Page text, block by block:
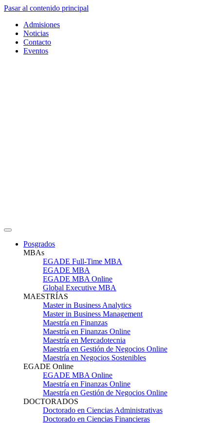
Pasar al contenido principal
Admisiones
Noticias
Contacto
Eventos
Posgrados
MBAs
EGADE Full-Time MBA
EGADE MBA
EGADE MBA Online
Global Executive MBA
MAESTRÍAS
Master in Business Analytics
Master in Business Management
Maestría en Finanzas
Maestría en Finanzas Online
Maestría en Mercadotecnia
Maestría en Gestión de Negocios Online
Maestría en Negocios Sostenibles
EGADE Online
EGADE MBA Online
Maestría en Finanzas Online
Maestría en Gestión de Negocios Online
DOCTORADOS
Doctorado en Ciencias Administrativas
Doctorado en Ciencias Financieras